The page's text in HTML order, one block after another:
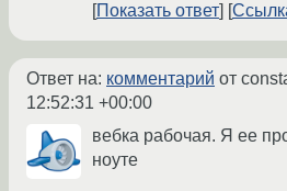
Показать ответ
Ответ на: комментарий от
12:52:31 +00:00
вебка рабочая. Я ее
ноуте